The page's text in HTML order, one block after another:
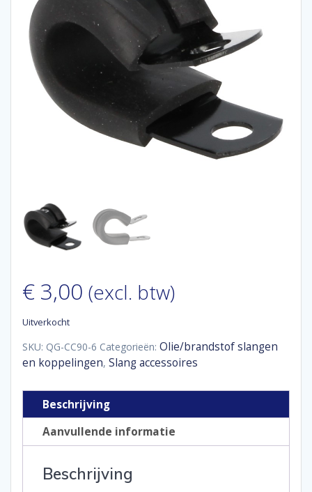
€ 3,00 (excl. btw)
Uitverkocht
SKU: QG-CC90-6 Categorieën: Olie/brandstof slangen
en koppelingen, Slang accessoires
Beschrijving
Aanvullende informatie
Beschrijving